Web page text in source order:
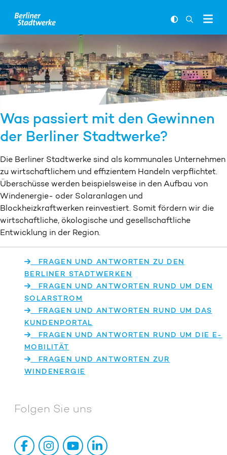
Was passiert mit den Gewinnen
der Berliner Stadtwerke?
Die Berliner Stadtwerke sind als kommunales Unternehmen
zu wirtschaftlichem und effizientem Handeln verpflichtet.
Überschüsse werden beispielsweise in den Aufbau von
Windenergie- oder Solaranlagen und
Blockheizkraftwerken reinvestiert. Somit fördern wir die
wirtschaftliche, ökologische und gesellschaftliche
Entwicklung in der Region.
FRAGEN UND ANTWORTEN ZU DEN
BERLINER STADTWERKEN
FRAGEN UND ANTWORTEN RUND UM DEN
SOLARSTROM
FRAGEN UND ANTWORTEN RUND UM DAS
KUNDENPORTAL
FRAGEN UND ANTWORTEN RUND UM DIE E-
MOBILITÄT
FRAGEN UND ANTWORTEN ZUR
WINDENERGIE
Folgen Sie uns